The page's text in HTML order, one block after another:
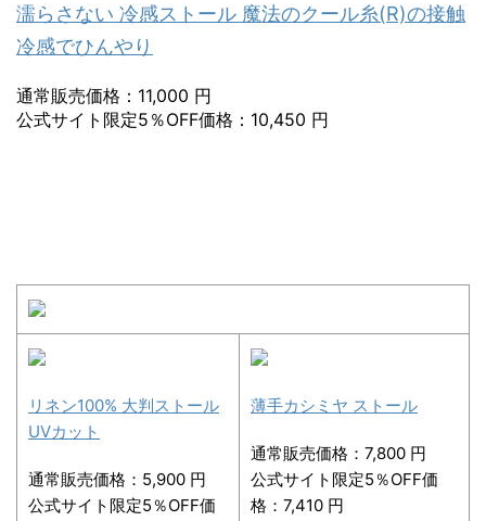
濡らさない 冷感ストール 魔法のクール糸(R)の接触
冷感でひんやり
通常販売価格：11,000 円
公式サイト限定5％OFF価格：10,450 円
リネン100% 大判ストール
UVカット
通常販売価格：5,900 円
公式サイト限定5％OFF価
薄手カシミヤ ストール
通常販売価格：7,800 円
公式サイト限定5％OFF価
格：7,410 円